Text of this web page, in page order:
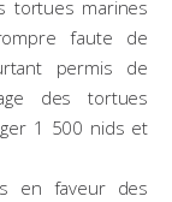
tortues marines
faute de
permis de
des tortues
1 500 nids et
en faveur des